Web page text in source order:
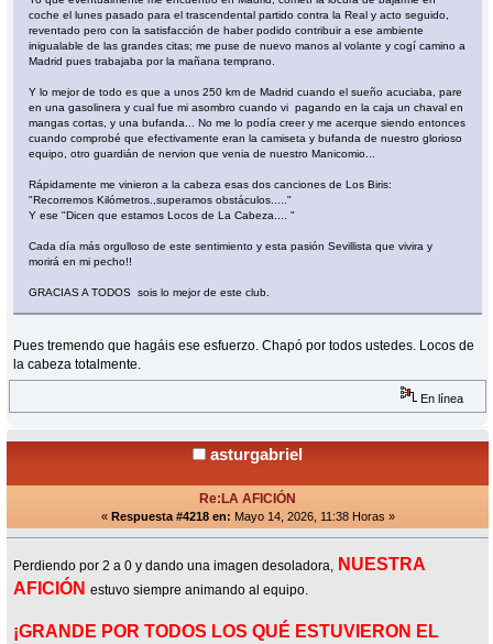
coche el lunes pasado para el trascendental partido contra la Real y acto seguido,
reventado pero con la satisfacción de haber podido contribuir a ese ambiente
inigualable de las grandes citas; me puse de nuevo manos al volante y cogí camino a
Madrid pues trabajaba por la mañana temprano.
Y lo mejor de todo es que a unos 250 km de Madrid cuando el sueño acuciaba, pare
en una gasolinera y cual fue mi asombro cuando vi pagando en la caja un chaval en
mangas cortas, y una bufanda... No me lo podía creer y me acerque siendo entonces
cuando comprobé que efectivamente eran la camiseta y bufanda de nuestro glorioso
equipo, otro guardián de nervion que venia de nuestro Manicomio...
Rápidamente me vinieron a la cabeza esas dos canciones de Los Biris:
"Recorremos Kilómetros.,superamos obstáculos....."
Y ese "Dicen que estamos Locos de La Cabeza.... "
Cada día más orgulloso de este sentimiento y esta pasión Sevillista que vivira y
morirá en mi pecho!!
GRACIAS A TODOS sois lo mejor de este club.
Pues tremendo que hagáis ese esfuerzo. Chapó por todos ustedes. Locos de
la cabeza totalmente.
En línea
asturgabriel
Re:LA AFICIÓN
« Respuesta #4218 en: Mayo 14, 2026, 11:38 Horas »
Perdiendo por 2 a 0 y dando una imagen desoladora,
NUESTRA
AFICIÓN estuvo siempre animando al equipo.
¡GRANDE POR TODOS LOS QUÉ ESTUVIERON EL